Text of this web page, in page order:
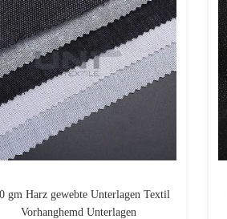
gm Harz gewebte Unterlagen Textil
Vorhanghemd Unterlagen